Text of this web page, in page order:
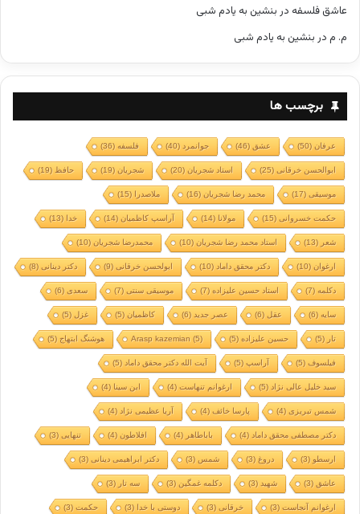
عاشق فلسفه در بنشین به یادم شبی
م. م در بنشین به یادم شبی
برچسب ها
عرفان(50) عشق (46) جوانمرد (40) فلسفه(36)
ابوالحسن خرقانی(25) استاد شجریان(20) شجریان(19) حافظ (19)
موسیقی(17) محمد رضا شجریان(16) ملاصدرا (15)
حکمت خسروانی(15) مولانا (14) آراسپ کاظمیان(14) خدا (13)
شعر (13) استاد محمد رضا شجریان(10) محمدرضا شجریان(10)
ارغوان(10) دکتر محقق داماد (10) ابولحسن خرقانی(9) دکتر دینانی(8)
دکلمه(7) استاد حسین علیزاده(7) موسیقی سنتی(7) سعدی(6)
سایه(6) عقل (6) عصر جدید (6) کاظمیان(5) غزل (5)
تار (5) حسین علیزاده(5)
Arasp kazemian (5) هوشنگ ابتهاج(5)
فیلسوف(5) آراسپ(5) آیت الله دکتر محقق داماد (5)
سید خلیل عالی نژاد (5) ارغوانم تنهاست(4) ابن سینا (4)
شمس تبریزی(4) پارسا خائف(4) آریا عظیمی نژاد (4)
دکتر مصطفی محقق داماد (4) باباطاهر (4) افلاطون(4) تنهایی(3)
ارسطو (3) دروغ (3) شمس (3) دکتر ابراهیمی دینانی(3)
عاشق (3) شهید (3) دکلمه غمگین (3) سه تار (3)
ارغوانم آنجاست(3) خرقانی(3) دوستی با خدا (3) حکمت(3)